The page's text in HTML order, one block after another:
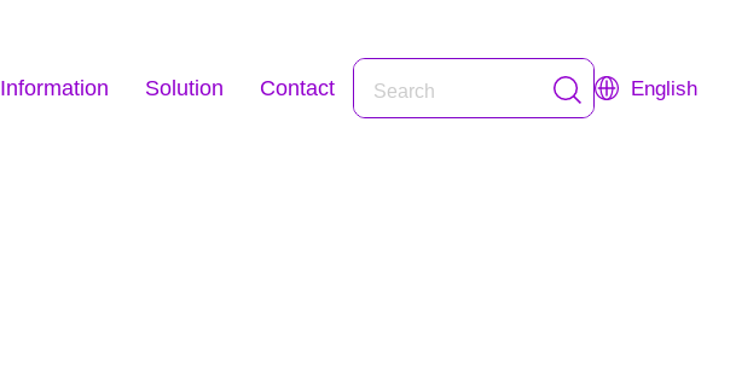
Information Solution Contact English